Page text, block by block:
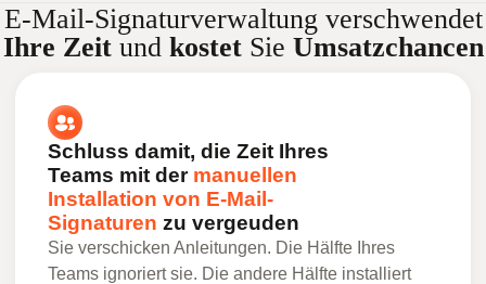
E-Mail-Signaturverwaltung verschwendet
Ihre Zeitund kostetSie Umsatzchancen
Schluss damit, die Zeit Ihres
Teams mit der manuellen
Installation von E-Mail-
Signaturen zu vergeuden
Sie verschicken Anleitungen. Die Hälfte Ihres
Teams ignoriert sie. Die andere Hälfte installiert